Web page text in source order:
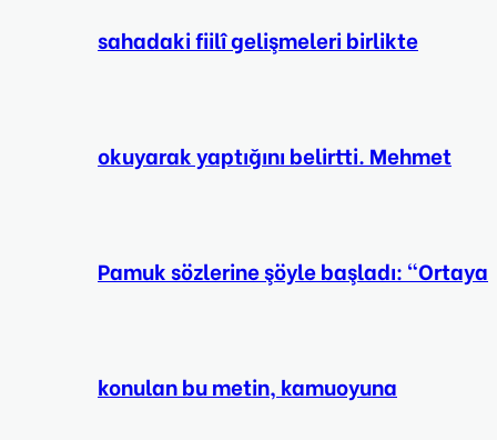
sahadaki fiilî gelişmeleri birlikte
okuyarak yaptığını belirtti. Mehmet
Pamuk sözlerine şöyle başladı: “Ortaya
konulan bu metin, kamuoyuna